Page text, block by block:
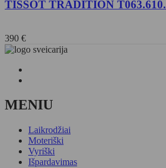
TISSOT TRADITION
390 €
MENIU
Laikrodžiai
Moteriški
Vyriški
Išpardavimas